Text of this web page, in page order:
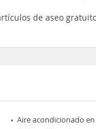
de aseo
Aire acondicionado